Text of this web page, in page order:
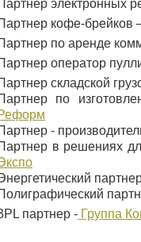
электронных
кофе-брейков
по аренде
оператор
складской
по
-
в решениях
партнер - Группа